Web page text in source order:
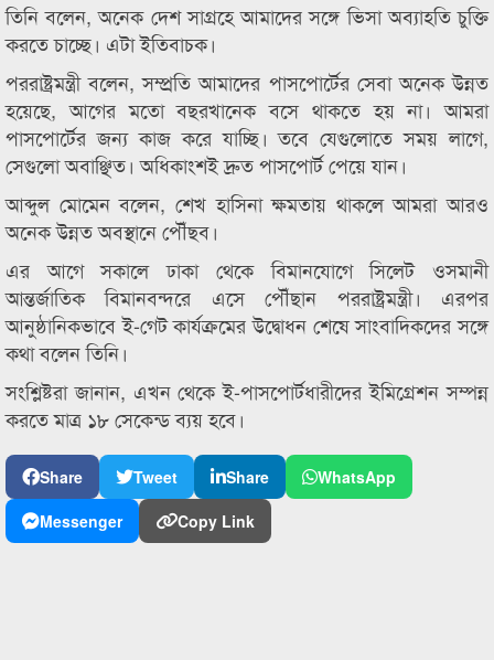
তিনি বলেন, অনেক দেশ সাগ্রহে আমাদের সঙ্গে ভিসা অব্যাহতি চুক্তি
করতে চাচ্ছে। এটা ইতিবাচক।
পররাষ্ট্রমন্ত্রী বলেন, সম্প্রতি আমাদের পাসপোর্টের সেবা অনেক উন্নত
হয়েছে, আগের মতো বছরখানেক বসে থাকতে হয় না। আমরা
পাসপোর্টের জন্য কাজ করে যাচ্ছি। তবে যেগুলোতে সময় লাগে,
সেগুলো অবাঞ্ছিত। অধিকাংশই দ্রুত পাসপোর্ট পেয়ে যান।
আব্দুল মোমেন বলেন, শেখ হাসিনা ক্ষমতায় থাকলে আমরা আরও
অনেক উন্নত অবস্থানে পৌঁছব।
এর আগে সকালে ঢাকা থেকে বিমানযোগে সিলেট ওসমানী
আন্তর্জাতিক বিমানবন্দরে এসে পৌঁছান পররাষ্ট্রমন্ত্রী। এরপর
আনুষ্ঠানিকভাবে ই-গেট কার্যক্রমের উদ্বোধন শেষে সাংবাদিকদের সঙ্গে
কথা বলেন তিনি।
সংশ্লিষ্টরা জানান, এখন থেকে ই-পাসপোর্টধারীদের ইমিগ্রেশন সম্পন্ন
করতে মাত্র ১৮ সেকেন্ড ব্যয় হবে।
Share Tweet Share
WhatsApp
Messenger
Copy Link